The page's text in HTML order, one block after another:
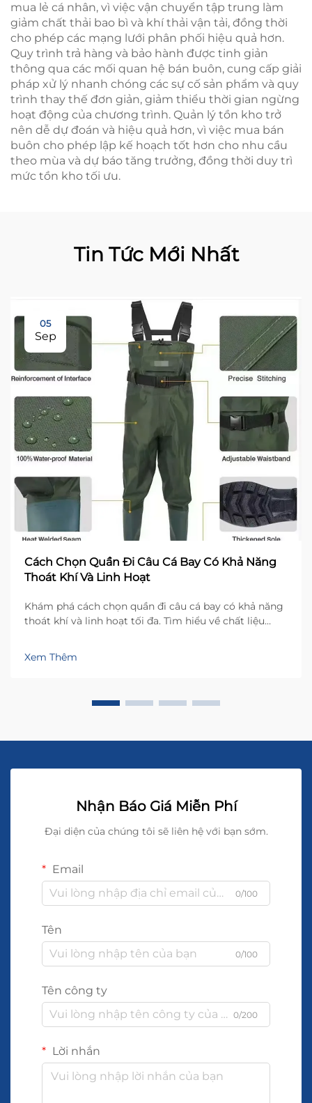
mua lẻ cá nhân, vì việc vận chuyển tập trung làm
giảm chất thải bao bì và khí thải vận tải, đồng thời
cho phép các mạng lưới phân phối hiệu quả hơn.
Quy trình trả hàng và bảo hành được tinh giản
thông qua các mối quan hệ bán buôn, cung cấp giải
pháp xử lý nhanh chóng các sự cố sản phẩm và quy
trình thay thế đơn giản, giảm thiểu thời gian ngừng
hoạt động của chương trình. Quản lý tồn kho trở
nên dễ dự đoán và hiệu quả hơn, vì việc mua bán
buôn cho phép lập kế hoạch tốt hơn cho nhu cầu
theo mùa và dự báo tăng trưởng, đồng thời duy trì
mức tồn kho tối ưu.
Tin Tức Mới Nhất
05
Sep
Cách Chọn Quần Đi Câu Cá Bay Có Khả Năng
Thoát Khí Và Linh Hoạt
Khám phá cách chọn quần đi câu cá bay có khả năng
thoát khí và linh hoạt tối đa. Tìm hiểu về chất liệu
tính năng quan trọng đảm bảo sự thoải mái trong
suốt cả ngày. Tìm được cặp quần hoàn hảo dành cho
Xem Thêm
Nhận Báo Giá Miễn Phí
Đại diện của chúng tôi sẽ liên hệ với bạn sớm.
Email
0/100
Tên
0/100
Tên công ty
0/200
Lời nhắn